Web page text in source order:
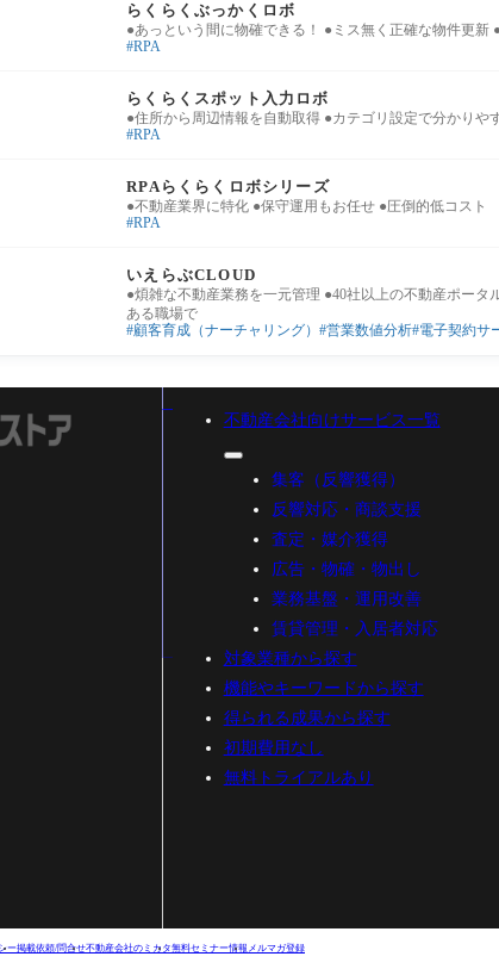
らくらくぶっかくロボ
●あっという間に物確できる！ ●ミス無く正確な物件更新
RPA
らくらくスポット入力ロボ
●住所から周辺情報を自動取得 ●カテゴリ設定で分かりや
RPA
RPAらくらくロボシリーズ
●不動産業界に特化 ●保守運用もお任せ ●圧倒的低コスト
RPA
いえらぶCLOUD
●煩雑な不動産業務を一元管理 ●40社以上の不動産ポー
ある職場で
顧客育成（ナーチャリング） 営業数値分析 電子契約サ
不動産会社向けサービス一覧
集客（反響獲得）
反響対応・商談支援
査定・媒介獲得
広告・物確・物出し
業務基盤・運用改善
賃貸管理・入居者対応
対象業種から探す
機能やキーワードから探す
得られる成果から探す
初期費用なし
無料トライアルあり
ー掲載依頼/問合せ不動産会社のミカタ無料セミナー情報 メルマガ登録